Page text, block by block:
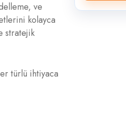
ve
kolayca
stratejik
türlü ihtiyaca